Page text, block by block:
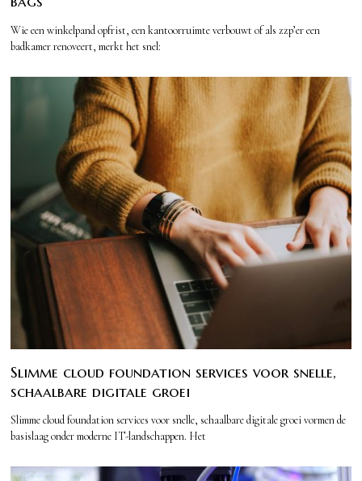
Wie een winkelpand opfrist, een kantoorruimte verbouwt of als zzp’er een
badkamer renoveert, merkt het snel:
Slimme cloud foundation services voor snelle,
schaalbare digitale groei
Slimme cloud foundation services voor snelle, schaalbare digitale groei vormen de
basislaag onder moderne IT-landschappen. Het